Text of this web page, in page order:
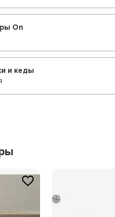
On
и кеды